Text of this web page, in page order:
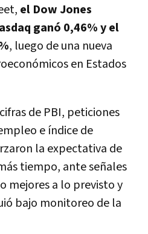
el Dow Jones
ganó 0,46% y el
, luego de una nueva
en Estados
de PBI, peticiones
e índice de
la expectativa de
tiempo, ante señales
mejores a lo previsto y
bajo monitoreo de la